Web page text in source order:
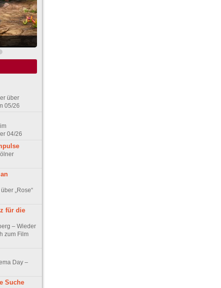
über
05/26
04/26
„Rose“
für die
– Wieder
zum Film
Day –
Suche